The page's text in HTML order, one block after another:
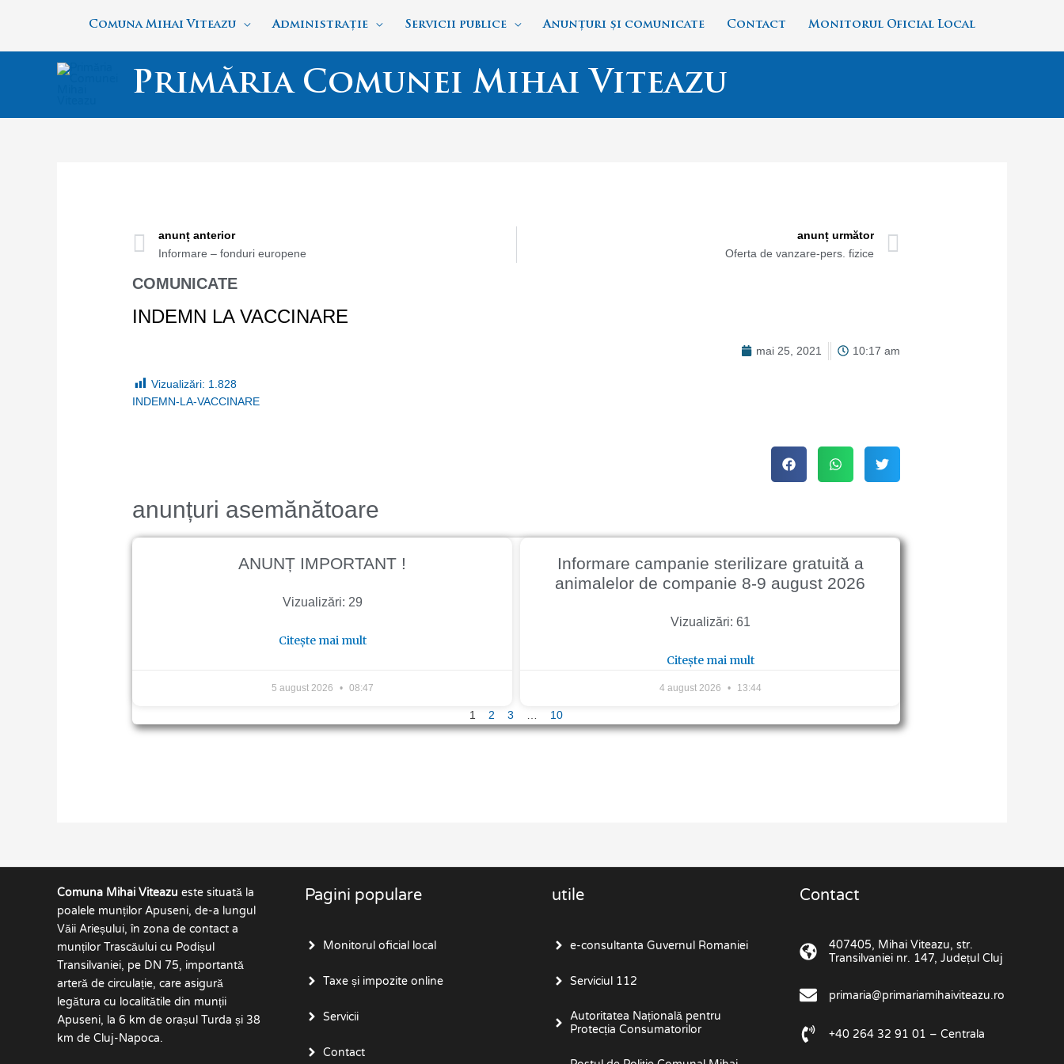
Comuna Mihai Viteazu Administrație Servicii publice Anunțuri și comunicate Contact Monitorul Oficial Local
Primăria Comunei Mihai Viteazu
Prev
anunț anterior
Informare – fonduri europene
anunț următor
Oferta de vanzare-pers. fizice
COMUNICATE
INDEMN LA VACCINARE
mai 25, 2021 10:17 am
Vizualizări: 1.828
INDEMN-LA-VACCINARE
anunțuri asemănătoare
ANUNȚ IMPORTANT !
Vizualizări: 29
Citește mai mult
5 august 2026 08:47
Informare campanie sterilizare gratuită a
animalelor de companie 8-9 august 2026
Vizualizări: 61
Citește mai mult
4 august 2026 13:44
1 2 3 10
Comuna Mihai Viteazu este situată la
poalele munților Apuseni, de-a lungul
Văii Arieșului, în zona de contact a
munților Trascăului cu Podișul
Transilvaniei, pe DN 75, importantă
arteră de circulație, care asigură
legătura cu localitătile din munții
Apuseni, la 6 km de orașul Turda și 38
km de Cluj-Napoca.
Pagini populare
Monitorul oficial local
Taxe și impozite online
Servicii
Contact
utile
e-consultanta Guvernul Romaniei
Serviciul 112
Autoritatea Națională pentru
Protecția Consumatorilor
Contact
407405, Mihai Viteazu, str.
Transilvaniei nr. 147, Județul Cluj
primaria@primariamihaiviteazu.ro
+40 264 32 91 01 – Centrala